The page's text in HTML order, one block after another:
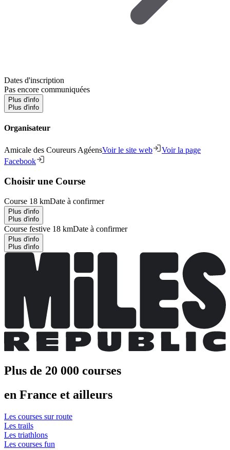
Dates d'inscription
Pas encore communiquées
Plus d'info
Plus d'info
Organisateur
Amicale des Coureurs AgéensVoir le site web
Voir la page
Facebook
Choisir une Course
Course 18 kmDate à confirmer
Plus d'info
Plus d'info
Course festive 18 kmDate à confirmer
Plus d'info
Plus d'info
Plus de 20 000 courses
en France et ailleurs
Les courses sur route
Les trails
Les triathlons
Les courses fun